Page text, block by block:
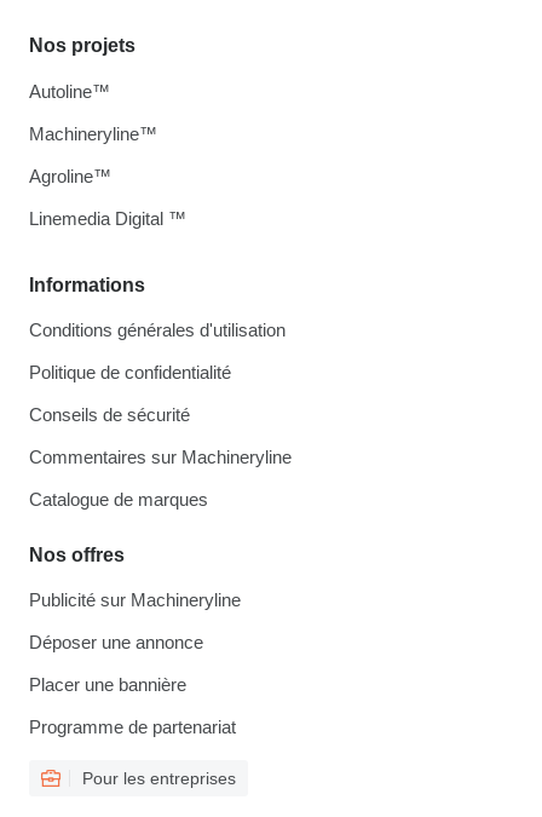
Informations
Conditions générales d'utilisation
Politique de confidentialité
Conseils de sécurité
Commentaires sur Machineryline
Catalogue de marques
Nos offres
Publicité sur Machineryline
Déposer une annonce
Placer une bannière
Programme de partenariat
Pour les entreprises
Nos projets
Autoline™
Machineryline™
Agroline™
Linemedia Digital ™